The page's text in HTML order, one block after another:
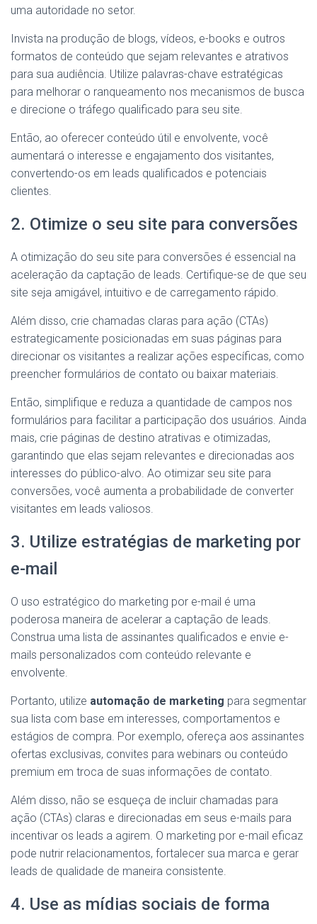
uma autoridade no setor.
Invista na produção de blogs, vídeos, e-books e outros
formatos de conteúdo que sejam relevantes e atrativos
para sua audiência. Utilize palavras-chave estratégicas
para melhorar o ranqueamento nos mecanismos de busca
e direcione o tráfego qualificado para seu site.
Então, ao oferecer conteúdo útil e envolvente, você
aumentará o interesse e engajamento dos visitantes,
convertendo-os em leads qualificados e potenciais
clientes.
2. Otimize o seu site para conversões
A otimização do seu site para conversões é essencial na
aceleração da captação de leads. Certifique-se de que seu
site seja amigável, intuitivo e de carregamento rápido.
Além disso, crie chamadas claras para ação (CTAs)
estrategicamente posicionadas em suas páginas para
direcionar os visitantes a realizar ações específicas, como
preencher formulários de contato ou baixar materiais.
Então, simplifique e reduza a quantidade de campos nos
formulários para facilitar a participação dos usuários. Ainda
mais, crie páginas de destino atrativas e otimizadas,
garantindo que elas sejam relevantes e direcionadas aos
interesses do público-alvo. Ao otimizar seu site para
conversões, você aumenta a probabilidade de converter
visitantes em leads valiosos.
3. Utilize estratégias de marketing por
e-mail
O uso estratégico do marketing por e-mail é uma
poderosa maneira de acelerar a captação de leads.
Construa uma lista de assinantes qualificados e envie e-
mails personalizados com conteúdo relevante e
envolvente.
Portanto, utilize automação de marketing para segmentar
sua lista com base em interesses, comportamentos e
estágios de compra. Por exemplo, ofereça aos assinantes
ofertas exclusivas, convites para webinars ou conteúdo
premium em troca de suas informações de contato.
Além disso, não se esqueça de incluir chamadas para
ação (CTAs) claras e direcionadas em seus e-mails para
incentivar os leads a agirem. O marketing por e-mail eficaz
pode nutrir relacionamentos, fortalecer sua marca e gerar
leads de qualidade de maneira consistente.
4. Use as mídias sociais de forma